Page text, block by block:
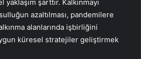
şarttır. Kalkınmayı
azaltılması, pandemilere
alanlarında işbirliğini
küresel stratejiler geliştirmek